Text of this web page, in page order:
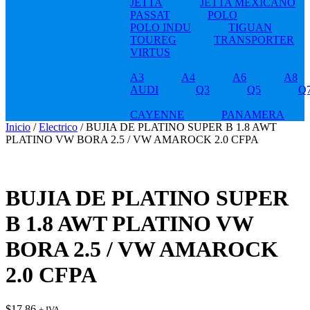
JETTA
JETTA MEXICANO
PASSAT
POLO
POLO INDU
TIGUAN
TOUREG
TRANSPORTER
VIRTUS
A3 A4 A6
A8
AUDI
Q3 Q5
CAYENNE
PANAMERA
Inicio /Electrico / BUJIA DE PLATINO SUPER B 1.8 AWT
PLATINO VW BORA 2.5 / VW AMAROCK 2.0 CFPA
BUJIA DE PLATINO SUPER
B 1.8 AWT PLATINO VW
BORA 2.5 / VW AMAROCK
2.0 CFPA